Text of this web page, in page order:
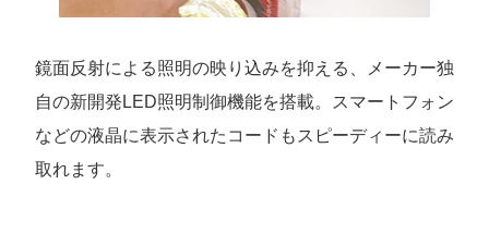
鏡面反射による照明の映り込みを抑える、メーカー独
自の新開発LED照明制御機能を搭載。スマートフォン
などの液晶に表示されたコードもスピーディーに読み
取れます。